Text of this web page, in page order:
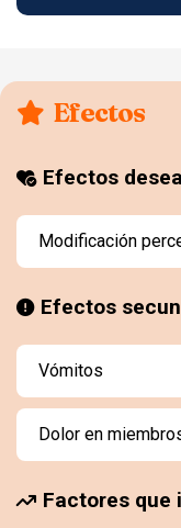
Efectos
Efectos
Modificación
Efectos
Vómitos
Dolor en
Factores que